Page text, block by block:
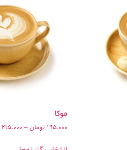
‎موکا
195.000 تومان –
215.000